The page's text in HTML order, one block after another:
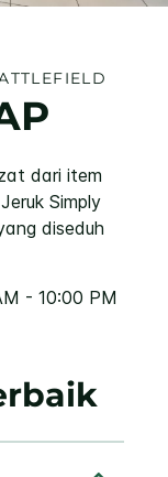
dari item
Simply
diseduh
- 10:00 PM